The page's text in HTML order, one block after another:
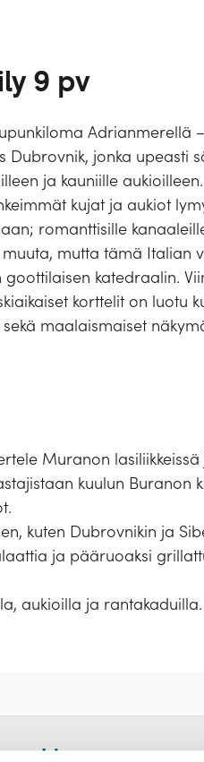
9 pv
Adrianmerellä
jonka upeasti
ja kauniille
kujat ja aukiot
romanttisille
mutta tämä Italian
katedraalin.
korttelit on luotu
maalaismaiset
Muranon
kuulun Buranon
kuten Dubrovnikin ja
ja pääruoaksi
aukioilla ja
passin tulee olla